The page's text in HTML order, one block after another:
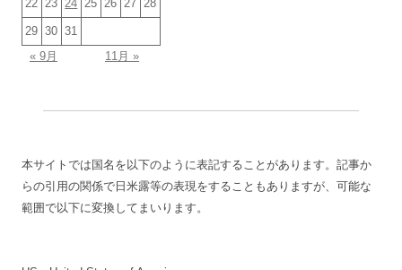
22 23 24 25 26 27 28
29 30 31
« 9月
11月 »
本サイトでは国名を以下のように表記することがあります。記事か
らの引用の関係で日米露等の表現をすることもありますが、可能な
範囲で以下に変換してまいります。